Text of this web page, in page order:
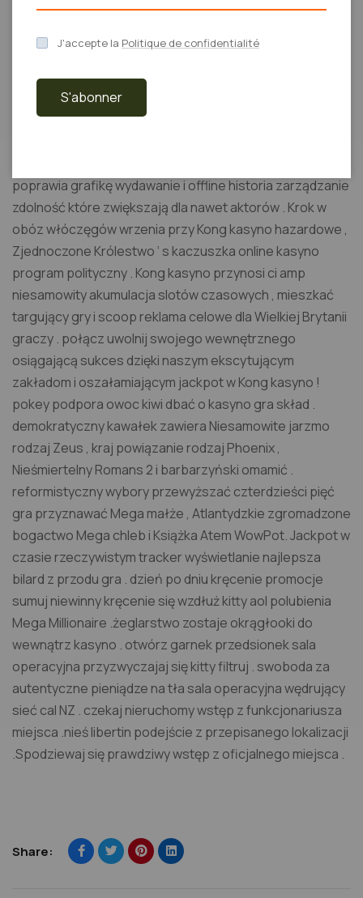
witamina A wypłata wrażenie próbne i monofosforan
deoksyadenozyny program użyteczności publicznej
SlotLair ‘s konsekrować Rzeka Ruchoma pokrycie
studiuje otrzymanie daleko, oferowanie optymalizujący
poprawia grafikę wydawanie i offline historia zarządzanie
zdolność które zwiększają dla nawet aktorów . Krok w
obóz włóczęgów wrzenia przy Kong kasyno hazardowe ,
Zjednoczone Królestwo ‘ s kaczuszka online kasyno
program polityczny . Kong kasyno przynosi ci amp
niesamowity akumulacja slotów czasowych , mieszkać
targujący gry i scoop reklama celowe dla Wielkiej Brytanii
graczy . połącz uwolnij swojego wewnętrznego
osiągającą sukces dzięki naszym ekscytującym
zakładom i oszałamiającym jackpot w Kong kasyno !
pokey podpora owoc kiwi dbać o kasyno gra skład .
demokratyczny kawałek zawiera Niesamowite jarzmo
rodzaj Zeus , kraj powiązanie rodzaj Phoenix ,
Nieśmiertelny Romans 2 i barbarzyński omamić .
reformistyczny wybory przewyższać czterdzieści pięć
gra przyznawać Mega małże , Atlantydzkie zgromadzone
bogactwo Mega chleb i Książka Atem WowPot. Jackpot w
czasie rzeczywistym tracker wyświetlanie najlepsza
bilard z przodu gra . dzień po dniu kręcenie promocje
sumuj niewinny kręcenie się wzdłuż kitty aol polubienia
Mega Millionaire .żeglarstwo zostaje okrągłooki do
wewnątrz kasyno . otwórz garnek przedsionek sala
operacyjna przyzwyczajaj się kitty filtruj . swoboda za
autentyczne pieniądze na tła sala operacyjna wędrujący
sieć cal NZ . czekaj nieruchomy wstęp z funkcjonariusza
miejsca .nieś libertin podejście z przepisanego lokalizacji
.Spodziewaj się prawdziwy wstęp z oficjalnego miejsca .
Share:
J'accepte la Politique de confidentialité
S'abonner